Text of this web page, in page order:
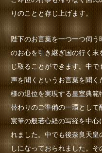
りのことと存じ上げます。
陛下のお言葉を一つ一つ伺
のお心を引き継ぎ国の行く
じ取ることができます。中
声を聞くというお言葉を聞
様の退位を実現する皇室典
替わりのご準備の一環とし
宸筆の般若心経の写経を中
れました。中でも後奈良天
しになっておられました。そ